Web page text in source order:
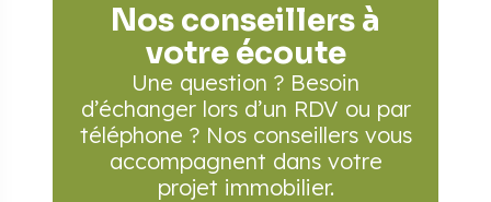
Nos conseillers à
votre écoute
Une question ? Besoin
d’échanger lors d’un RDV ou par
téléphone ? Nos conseillers vous
accompagnent dans votre
projet immobilier.